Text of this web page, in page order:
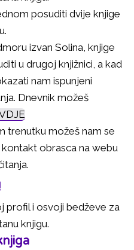
posuditi dvije knjige
izvan Solina, knjige
u drugoj knjižnici, a kad
nam ispunjeni
Dnevnik možeš
trenutku možeš nam se
obrasca na webu
profil i osvoji bedževe za
knjigu.